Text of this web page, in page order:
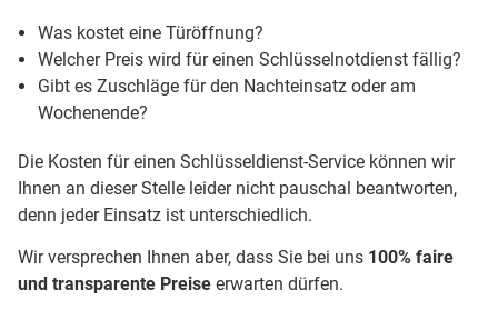
Was kostet eine Türöffnung?
Welcher Preis wird für einen Schlüsselnotdienst fällig?
Gibt es Zuschläge für den Nachteinsatz oder am
Wochenende?
Die Kosten für einen Schlüsseldienst-Service können wir
Ihnen an dieser Stelle leider nicht pauschal beantworten,
denn jeder Einsatz ist unterschiedlich.
Wir versprechen Ihnen aber, dass Sie bei uns 100% faire
und transparente Preise erwarten dürfen.